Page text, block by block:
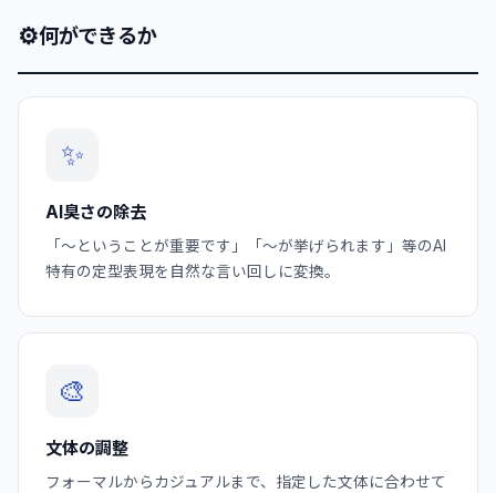
⚙何ができるか
✨
AI臭さの除去
「〜ということが重要です」「〜が挙げられます」等のAI
特有の定型表現を自然な言い回しに変換。
🎨
文体の調整
フォーマルからカジュアルまで、指定した文体に合わせて